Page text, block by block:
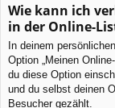
Wie kann ich
in der Online-
In deinem
Option „Meinen
du diese Option
und du selbst deinen
Besucher gezählt.